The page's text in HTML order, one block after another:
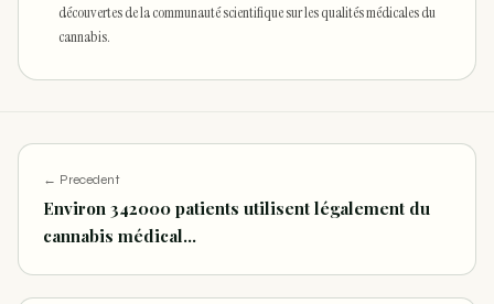
découvertes de la communauté scientifique sur les qualités médicales du
cannabis.
← Precedent
Environ 342000 patients utilisent légalement du
cannabis médical…